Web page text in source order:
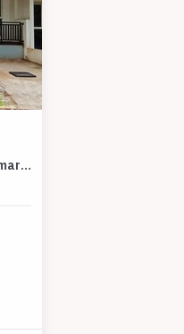
Rumah di Forest Hill Citraland Bsb Mijen , Semarang Si 5832